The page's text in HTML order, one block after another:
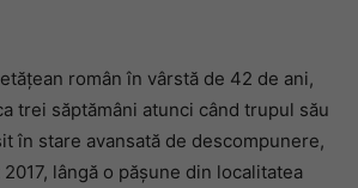
român în vârstă de 42 de ani,
trei săptămâni atunci când trupul său
în stare avansată de descompunere,
lângă o pășune din localitatea